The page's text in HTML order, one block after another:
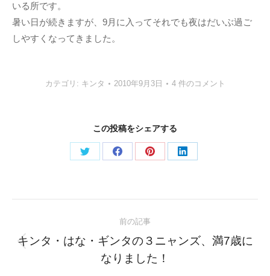
いる所です。
暑い日が続きますが、9月に入ってそれでも夜はだいぶ過ご
しやすくなってきました。
カテゴリ: キンタ 2010年9月3日 4 件のコメント
この投稿をシェアする
Share
Share
Share
Share
navigation
前の記事
Previous
post:
キンタ・はな・ギンタの３ニャンズ、満7歳に
なりました！